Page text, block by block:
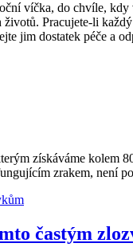
víčka, do chvíle,
Pracujete-li
jim dostatek péče a
získáváme
zrakem, není
častým